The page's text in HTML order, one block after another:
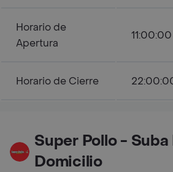
Horario de
Apertura
11:00:00
Horario de Cierre
Super Pollo - Suba
Domicilio